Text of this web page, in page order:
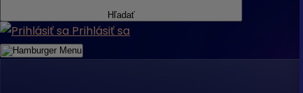
Hľadať
Prihlásiť sa
Menu